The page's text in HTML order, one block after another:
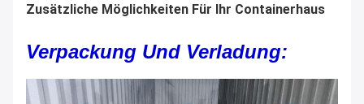
Zusätzliche Möglichkeiten Für Ihr Containerhaus
Verpackung Und Verladung: